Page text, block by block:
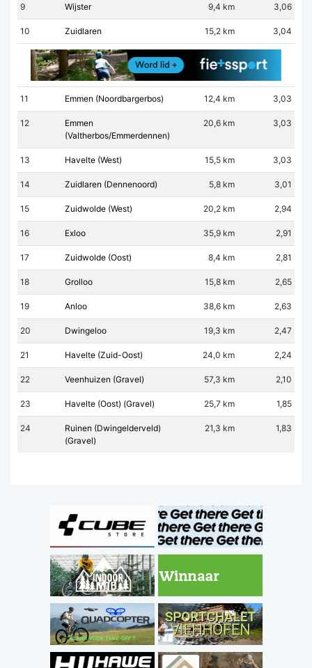
9 Wijster 9,4 km 3,06
10 Zuidlaren 15,2 km 3,04
11 Emmen (Noordbargerbos) 12,4 km 3,03
12
Emmen
(Valtherbos/Emmerdennen)
20,6 km 3,03
13 Havelte (West) 15,5 km 3,03
14 Zuidlaren (Dennenoord) 5,8 km 3,01
15 Zuidwolde (West) 20,2 km 2,94
16 Exloo 35,9 km 2,91
17 Zuidwolde (Oost) 8,4 km 2,81
18 Grolloo 15,8 km 2,65
19 Anloo 38,6 km 2,63
20 Dwingeloo 19,3 km 2,47
21 Havelte (Zuid-Oost) 24,0 km 2,24
22 Veenhuizen (Gravel) 57,3 km 2,10
23 Havelte (Oost) (Gravel) 25,7 km 1,85
24
Ruinen (Dwingelderveld)
(Gravel)
21,3 km 1,83